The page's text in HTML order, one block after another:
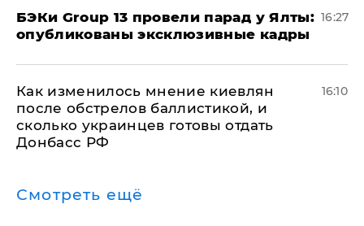
​БЭКи Group 13 провели парад у Ялты:
опубликованы эксклюзивные кадры
16:27
Как изменилось мнение киевлян
после обстрелов баллистикой, и
сколько украинцев готовы отдать
Донбасс РФ
16:10
Смотреть ещё